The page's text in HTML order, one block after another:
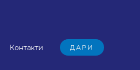
Контакти ДАРИ